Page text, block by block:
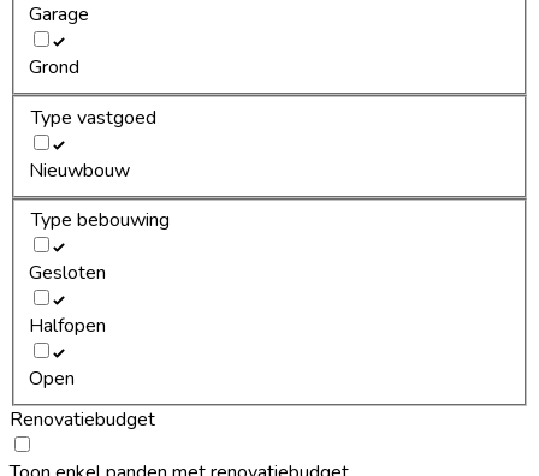
Garage
Grond
Type vastgoed
Nieuwbouw
Type bebouwing
Gesloten
Halfopen
Open
Renovatiebudget